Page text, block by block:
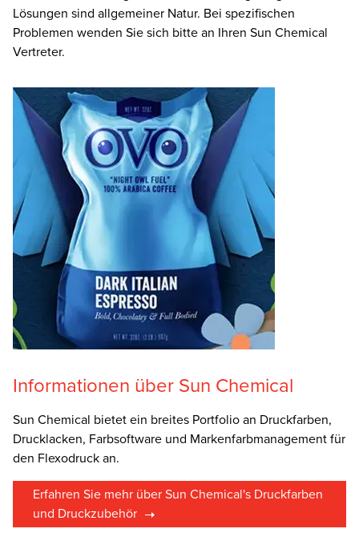
Lösungen sind allgemeiner Natur. Bei spezifischen
Problemen wenden Sie sich bitte an Ihren Sun Chemical
Vertreter.
Informationen über Sun Chemical
Sun Chemical bietet ein breites Portfolio an Druckfarben,
Drucklacken, Farbsoftware und Markenfarbmanagement für
den Flexodruck an.
Erfahren Sie mehr über Sun Chemical's Druckfarben
und Druckzubehör